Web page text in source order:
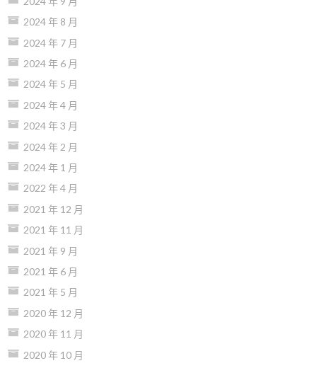
2024 年 8 月
2024 年 7 月
2024 年 6 月
2024 年 5 月
2024 年 4 月
2024 年 3 月
2024 年 2 月
2024 年 1 月
2022 年 4 月
2021 年 12 月
2021 年 11 月
2021 年 9 月
2021 年 6 月
2021 年 5 月
2020 年 12 月
2020 年 11 月
2020 年 10 月